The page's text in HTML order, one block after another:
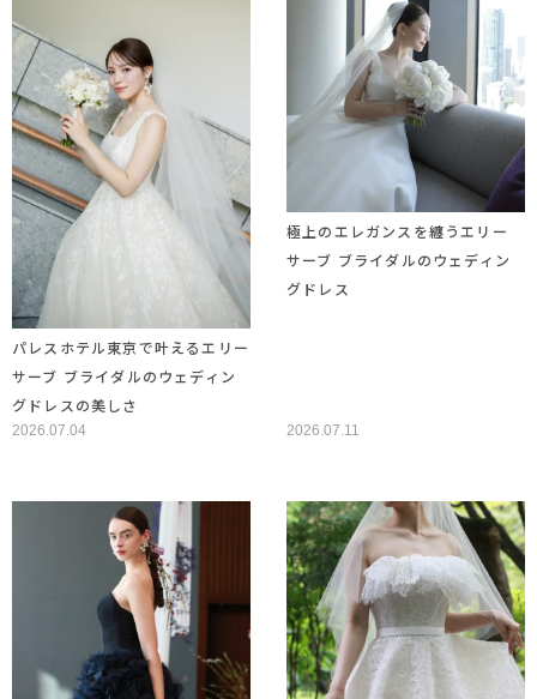
パレスホテル東京で叶えるエリー
サーブ ブライダルのウェディン
グドレスの美しさ
2026.07.04
極上のエレガンスを纏うエリー
サーブ ブライダルのウェディン
グドレス
2026.07.11